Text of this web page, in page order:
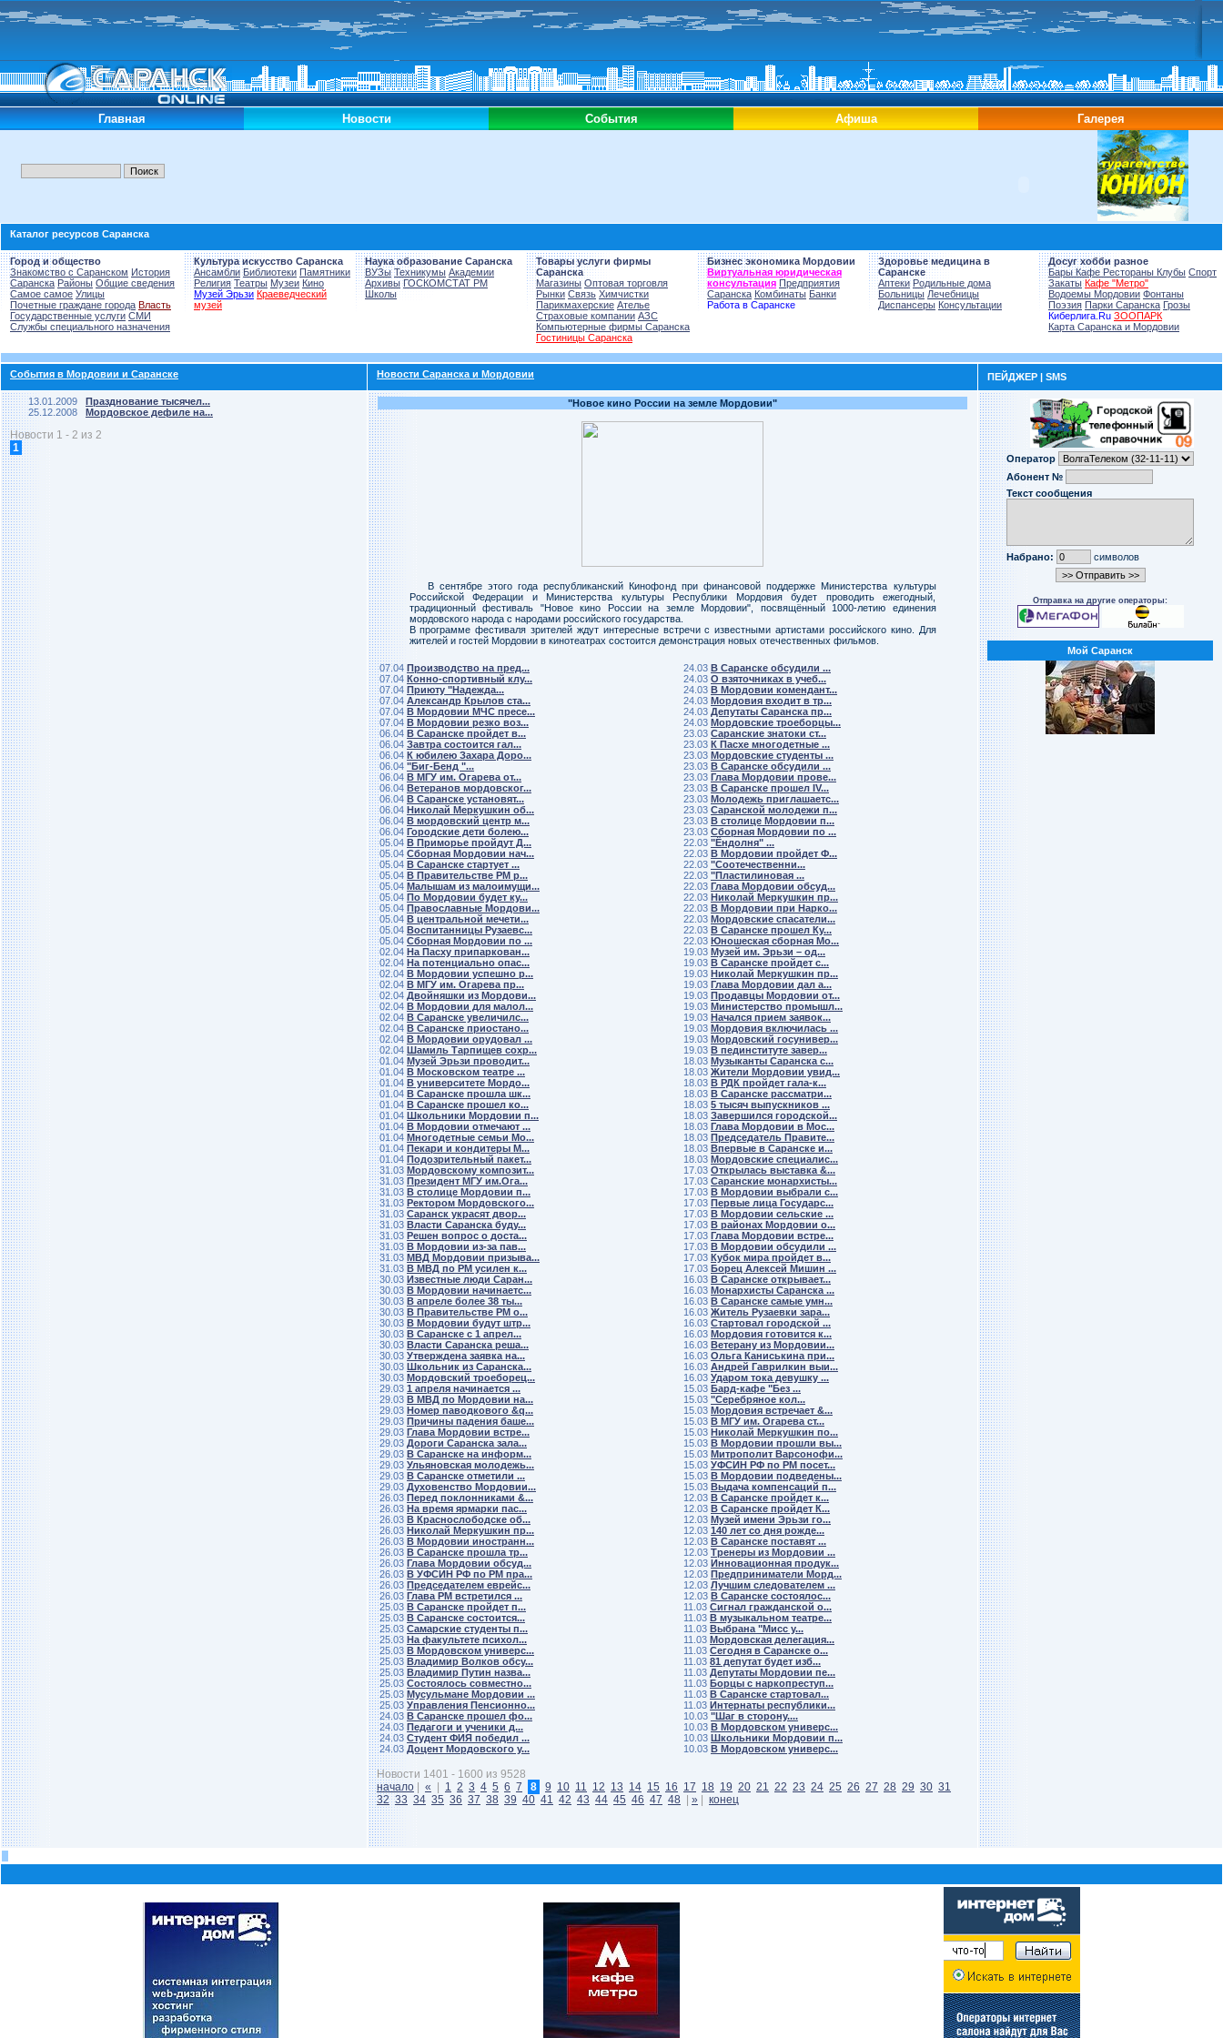
Главная Новости События Афиша Галерея
Каталог ресурсов Саранска
Город и общество
Знакомство с Саранском История
Саранска Районы Общие сведения
Самое самое Улицы
Почетные граждане города Власть
Государственные услуги СМИ
Службы специального назначения
Культура искусство Саранска
Ансамбли Библиотеки Памятники
Религия Театры Музеи Кино
Музей Эрьзи Краеведческий
музей
Наука образование Саранска
ВУЗы Техникумы Академии
Архивы ГОСКОМСТАТ РМ
Школы
Товары услуги фирмы
Саранска
Магазины Оптовая торговля
Рынки Связь Химчистки
Парикмахерские Ателье
Страховые компании АЗС
Компьютерные фирмы Саранска
Гостиницы Саранска
Бизнес экономика Мордовии
Виртуальная юридическая
консультация Предприятия
Саранска Комбинаты Банки
Работа в Саранске
Здоровье медицина в
Саранске
Аптеки Родильные дома
Больницы Лечебницы
Диспансеры Консультации
Досуг хобби разное
Бары Кафе Рестораны Клубы Спорт
Закаты Кафе "Метро"
Водоемы Мордовии Фонтаны
Поэзия Парки Саранска Грозы
Киберлига.Ru ЗООПАРК
Карта Саранска и Мордовии
События в Мордовии и Саранске Новости Саранска и Мордовии ПЕЙДЖЕР | SMS
13.01.2009
Празднование тысячел...
25.12.2008
Мордовское дефиле на...
Новости 1 - 2 из 2
1
"Новое кино России на земле Мордовии"
В сентябре этого года республиканский Кинофонд при финансовой поддержке Министерства культуры
Российской Федерации и Министерства культуры Республики Мордовия будет проводить ежегодный,
традиционный фестиваль "Новое кино России на земле Мордовии", посвящённый 1000-летию единения
мордовского народа с народами российского государства.
В программе фестиваля зрителей ждут интересные встречи с известными артистами российского кино. Для
жителей и гостей Мордовии в кинотеатрах состоится демонстрация новых отечественных фильмов.
07.04 Производство на пред...
07.04 Конно-спортивный клу...
07.04 Приюту "Надежда...
07.04 Александр Крылов ста...
07.04 В Мордовии МЧС пресе...
07.04 В Мордовии резко воз...
06.04 В Саранске пройдет в...
06.04 Завтра состоится гал...
06.04 К юбилею Захара Доро...
06.04 "Биг-Бенд "...
06.04 В МГУ им. Огарева от...
06.04 Ветеранов мордовског...
06.04 В Саранске установят...
06.04 Николай Меркушкин об...
06.04 В мордовский центр м...
06.04 Городские дети болею...
05.04 В Приморье пройдут Д...
05.04 Сборная Мордовии нач...
05.04 В Саранске стартует ...
05.04 В Правительстве РМ р...
05.04 Малышам из малоимущи...
05.04 По Мордовии будет ку...
05.04 Православные Мордови...
05.04 В центральной мечети...
05.04 Воспитанницы Рузаевс...
05.04 Сборная Мордовии по ...
02.04 На Пасху припаркован...
02.04 На потенциально опас...
02.04 В Мордовии успешно р...
02.04 В МГУ им. Огарева пр...
02.04 Двойняшки из Мордови...
02.04 В Мордовии для малол...
02.04 В Саранске увеличилс...
02.04 В Саранске приостано...
02.04 В Мордовии орудовал ...
02.04 Шамиль Тарпищев сохр...
01.04 Музей Эрьзи проводит...
01.04 В Московском театре ...
01.04 В университете Мордо...
01.04 В Саранске прошла шк...
01.04 В Саранске прошел ко...
01.04 Школьники Мордовии п...
01.04 В Мордовии отмечают ...
01.04 Многодетные семьи Мо...
01.04 Пекари и кондитеры М...
01.04 Подозрительный пакет...
31.03 Мордовскому композит...
31.03 Президент МГУ им.Ога...
31.03 В столице Мордовии п...
31.03 Ректором Мордовского...
31.03 Саранск украсят двор...
31.03 Власти Саранска буду...
31.03 Решен вопрос о доста...
31.03 В Мордовии из-за пав...
31.03 МВД Мордовии призыва...
31.03 В МВД по РМ усилен к...
30.03 Известные люди Саран...
30.03 В Мордовии начинаетс...
30.03 В апреле более 38 ты...
30.03 В Правительстве РМ о...
30.03 В Мордовии будут штр...
30.03 В Саранске с 1 апрел...
30.03 Власти Саранска реша...
30.03 Утверждена заявка на...
30.03 Школьник из Саранска...
30.03 Мордовский троеборец...
29.03 1 апреля начинается ...
29.03 В МВД по Мордовии на...
29.03 Номер паводкового &q...
29.03 Причины падения баше...
29.03 Глава Мордовии встре...
29.03 Дороги Саранска зала...
29.03 В Саранске на информ...
29.03 Ульяновская молодежь...
29.03 В Саранске отметили ...
29.03 Духовенство Мордовии...
26.03 Перед поклонниками &...
26.03 На время ярмарки пас...
26.03 В Краснослободске об...
26.03 Николай Меркушкин пр...
26.03 В Мордовии иностранн...
26.03 В Саранске прошла тр...
26.03 Глава Мордовии обсуд...
26.03 В УФСИН РФ по РМ пра...
26.03 Председателем еврейс...
26.03 Глава РМ встретился ...
25.03 В Саранске пройдет п...
25.03 В Саранске состоится...
25.03 Самарские студенты п...
25.03 На факультете психол...
25.03 В Мордовском универс...
25.03 Владимир Волков обсу...
25.03 Владимир Путин назва...
25.03 Состоялось совместно...
25.03 Мусульмане Мордовии ...
25.03 Управления Пенсионно...
24.03 В Саранске прошел фо...
24.03 Педагоги и ученики д...
24.03 Студент ФИЯ победил ...
24.03 Доцент Мордовского у...
24.03 В Саранске обсудили ...
24.03 О взяточниках в учеб...
24.03 В Мордовии комендант...
24.03 Мордовия входит в тр...
24.03 Депутаты Саранска пр...
24.03 Мордовские троеборцы...
23.03 Саранские знатоки ст...
23.03 К Пасхе многодетные ...
23.03 Мордовские студенты ...
23.03 В Саранске обсудили ...
23.03 Глава Мордовии прове...
23.03 В Саранске прошел IV...
23.03 Молодежь приглашаетс...
23.03 Саранской молодежи п...
23.03 В столице Мордовии п...
23.03 Сборная Мордовии по ...
22.03 "Ёндолня" ...
22.03 В Мордовии пройдет Ф...
22.03 "Соотечественни...
22.03 "Пластилиновая ...
22.03 Глава Мордовии обсуд...
22.03 Николай Меркушкин пр...
22.03 В Мордовии при Нарко...
22.03 Мордовские спасатели...
22.03 В Саранске прошел Ку...
22.03 Юношеская сборная Мо...
19.03 Музей им. Эрьзи – од...
19.03 В Саранске пройдет с...
19.03 Николай Меркушкин пр...
19.03 Глава Мордовии дал а...
19.03 Продавцы Мордовии от...
19.03 Министерство промышл...
19.03 Начался прием заявок...
19.03 Мордовия включилась ...
19.03 Мордовский госунивер...
19.03 В пединституте завер...
18.03 Музыканты Саранска с...
18.03 Жители Мордовии увид...
18.03 В РДК пройдет гала-к...
18.03 В Саранске рассматри...
18.03 5 тысяч выпускников ...
18.03 Завершился городской...
18.03 Глава Мордовии в Мос...
18.03 Председатель Правите...
18.03 Впервые в Саранске и...
18.03 Мордовские специалис...
17.03 Открылась выставка &...
17.03 Саранские монархисты...
17.03 В Мордовии выбрали с...
17.03 Первые лица Государс...
17.03 В Мордовии сельские ...
17.03 В районах Мордовии о...
17.03 Глава Мордовии встре...
17.03 В Мордовии обсудили ...
17.03 Кубок мира пройдет в...
17.03 Борец Алексей Мишин ...
16.03 В Саранске открывает...
16.03 Монархисты Саранска ...
16.03 В Саранске самые умн...
16.03 Житель Рузаевки зара...
16.03 Стартовал городской ...
16.03 Мордовия готовится к...
16.03 Ветерану из Мордовии...
16.03 Ольга Каниськина при...
16.03 Андрей Гаврилкин выи...
16.03 Ударом тока девушку ...
15.03 Бард-кафе "Без ...
15.03 "Серебряное кол...
15.03 Мордовия встречает &...
15.03 В МГУ им. Огарева ст...
15.03 Николай Меркушкин по...
15.03 В Мордовии прошли вы...
15.03 Митрополит Варсонофи...
15.03 УФСИН РФ по РМ посет...
15.03 В Мордовии подведены...
15.03 Выдача компенсаций п...
12.03 В Саранске пройдет к...
12.03 В Саранске пройдет К...
12.03 Музей имени Эрьзи го...
12.03 140 лет со дня рожде...
12.03 В Саранске поставят ...
12.03 Тренеры из Мордовии ...
12.03 Инновационная продук...
12.03 Предприниматели Морд...
12.03 Лучшим следователем ...
12.03 В Саранске состоялос...
11.03 Сигнал гражданской о...
11.03 В музыкальном театре...
11.03 Выбрана "Мисс у...
11.03 Мордовская делегация...
11.03 Сегодня в Саранске о...
11.03 81 депутат будет изб...
11.03 Депутаты Мордовии пе...
11.03 Борцы с наркопреступ...
11.03 В Саранске стартовал...
11.03 Интернаты республики...
10.03 "Шаг в сторону....
10.03 В Мордовском универс...
10.03 Школьники Мордовии п...
10.03 В Мордовском универс...
Новости 1401 - 1600 из 9528
начало
« 1 2 3 4 5 6 7 8 9 10 11 12 13 14 15 16 17 18 19 20 21 22 23 24 25 26 27 28 29 30 31
32 33 34 35 36 37 38 39 40 41 42 43 44 45 46 47 48 » конец
Оператор
Абонент №
Текст сообщения
Набрано: символов
Отправка на другие операторы:
Мой Саранск